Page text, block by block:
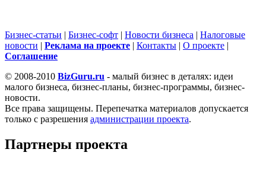
Бизнес-статьи | Бизнес-софт | Новости бизнеса | Налоговые
новости | Реклама на проекте | Контакты | О проекте |
Cоглашение
© 2008-2010 BizGuru.ru - малый бизнес в деталях: идеи
малого бизнеса, бизнес-планы, бизнес-программы, бизнес-
новости.
Все права защищены. Перепечатка материалов допускается
только с разрешения администрации проекта.
Партнеры проекта